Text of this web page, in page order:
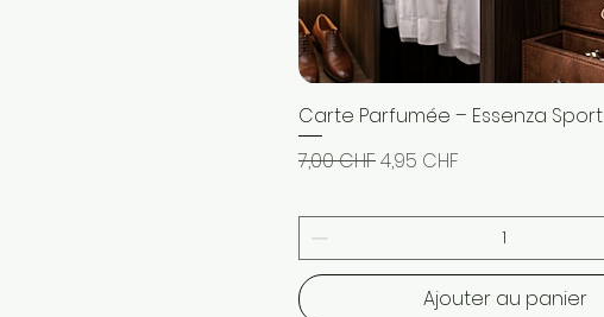
Aperçu rapide
Carte Parfumée – Essenza Sport
Prix original
7,00 CHFPrix promotionnel
4,95 CHF
Ajouter au panier